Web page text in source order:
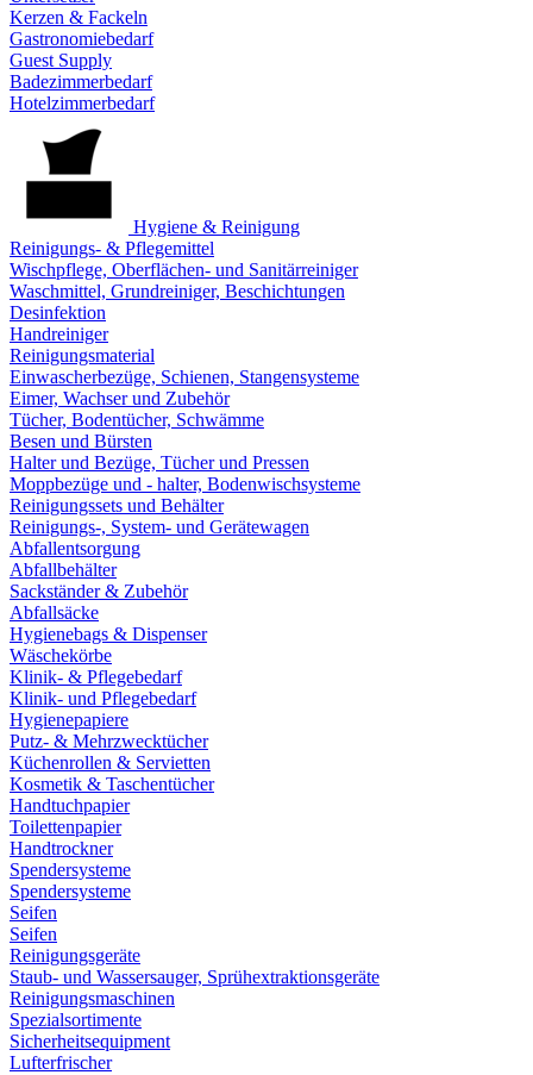
Kerzen & Fackeln
Gastronomiebedarf
Guest Supply
Badezimmerbedarf
Hotelzimmerbedarf
Hygiene & Reinigung
Reinigungs- & Pflegemittel
Wischpflege, Oberflächen- und Sanitärreiniger
Waschmittel, Grundreiniger, Beschichtungen
Desinfektion
Handreiniger
Reinigungsmaterial
Einwascherbezüge, Schienen, Stangensysteme
Eimer, Wachser und Zubehör
Tücher, Bodentücher, Schwämme
Besen und Bürsten
Halter und Bezüge, Tücher und Pressen
Moppbezüge und - halter, Bodenwischsysteme
Reinigungssets und Behälter
Reinigungs-, System- und Gerätewagen
Abfallentsorgung
Abfallbehälter
Sackständer & Zubehör
Abfallsäcke
Hygienebags & Dispenser
Wäschekörbe
Klinik- & Pflegebedarf
Klinik- und Pflegebedarf
Hygienepapiere
Putz- & Mehrzwecktücher
Küchenrollen & Servietten
Kosmetik & Taschentücher
Handtuchpapier
Toilettenpapier
Handtrockner
Spendersysteme
Spendersysteme
Seifen
Seifen
Reinigungsgeräte
Staub- und Wassersauger, Sprühextraktionsgeräte
Reinigungsmaschinen
Spezialsortimente
Sicherheitsequipment
Lufterfrischer